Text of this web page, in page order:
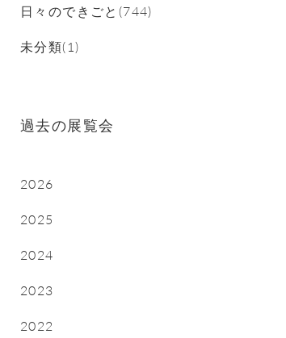
日々のできごと(744)
未分類(1)
過去の展覧会
2026
2025
2024
2023
2022